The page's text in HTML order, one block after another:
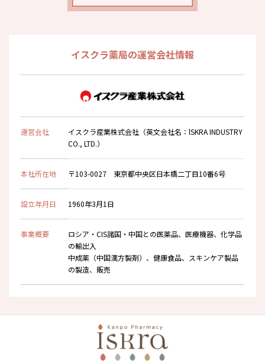
イスクラ薬局の運営会社情報
運営会社
イスクラ産業株式会社（英文会社名：lSKRA INDUSTRY
CO., LTD.）
本社所在地 〒103-0027 東京都中央区日本橋二丁目10番6号
設立年月日 1960年3月1日
事業概要
ロシア・CIS諸国・中国との医薬品、医療機器、化学品
の輸出入
中成薬（中国漢方製剤）、健康食品、スキンケア製品
の製造、販売